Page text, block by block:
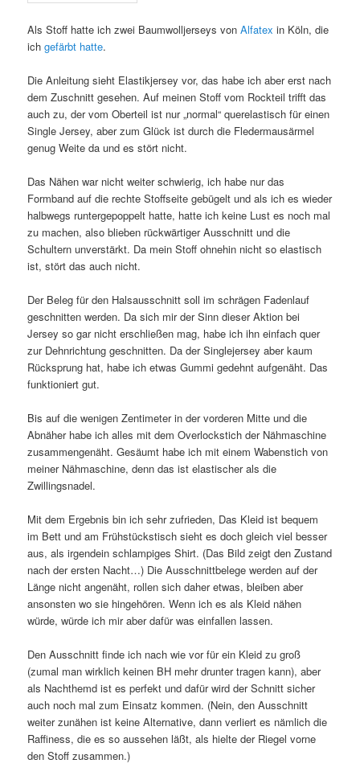
Als Stoff hatte ich zwei Baumwolljerseys vonAlfatex in Köln, die
ichgefärbt hatte.
Die Anleitung sieht Elastikjersey vor, das habe ich aber erst nach
dem Zuschnitt gesehen. Auf meinen Stoff vom Rockteil trifft das
auch zu, der vom Oberteil ist nur „normal“ querelastisch für einen
Single Jersey, aber zum Glück ist durch die Fledermausärmel
genug Weite da und es stört nicht.
Das Nähen war nicht weiter schwierig, ich habe nur das
Formband auf die rechte Stoffseite gebügelt und als ich es wieder
halbwegs runtergepoppelt hatte, hatte ich keine Lust es noch mal
zu machen, also blieben rückwärtiger Ausschnitt und die
Schultern unverstärkt. Da mein Stoff ohnehin nicht so elastisch
ist, stört das auch nicht.
Der Beleg für den Halsausschnitt soll im schrägen Fadenlauf
geschnitten werden. Da sich mir der Sinn dieser Aktion bei
Jersey so gar nicht erschließen mag, habe ich ihn einfach quer
zur Dehnrichtung geschnitten. Da der Singlejersey aber kaum
Rücksprung hat, habe ich etwas Gummi gedehnt aufgenäht. Das
funktioniert gut.
Bis auf die wenigen Zentimeter in der vorderen Mitte und die
Abnäher habe ich alles mit dem Overlockstich der Nähmaschine
zusammengenäht. Gesäumt habe ich mit einem Wabenstich von
meiner Nähmaschine, denn das ist elastischer als die
Zwillingsnadel.
Mit dem Ergebnis bin ich sehr zufrieden, Das Kleid ist bequem
im Bett und am Frühstückstisch sieht es doch gleich viel besser
aus, als irgendein schlampiges Shirt. (Das Bild zeigt den Zustand
nach der ersten Nacht…) Die Ausschnittbelege werden auf der
Länge nicht angenäht, rollen sich daher etwas, bleiben aber
ansonsten wo sie hingehören. Wenn ich es als Kleid nähen
würde, würde ich mir aber dafür was einfallen lassen.
Den Ausschnitt finde ich nach wie vor für ein Kleid zu groß
(zumal man wirklich keinen BH mehr drunter tragen kann), aber
als Nachthemd ist es perfekt und dafür wird der Schnitt sicher
auch noch mal zum Einsatz kommen. (Nein, den Ausschnitt
weiter zunähen ist keine Alternative, dann verliert es nämlich die
Raffiness, die es so aussehen läßt, als hielte der Riegel vorne
den Stoff zusammen.)